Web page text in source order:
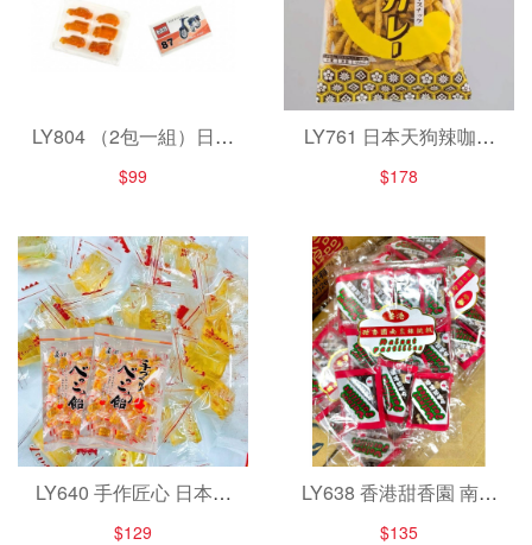
LY804 （2包一組）日本
TOMICA可樂口味汽車軟
糖
$99
LY761 日本天狗辣咖哩
風味米果/55g× 2
$178
LY640 手作匠心 日本藤
田水晶糖
$129
LY638 香港甜香園 南棗
核桃糕/300g
$135